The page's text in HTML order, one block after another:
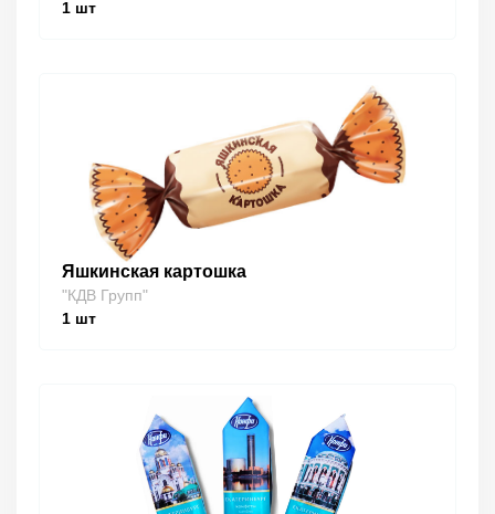
1 шт
Яшкинская картошка
"КДВ Групп"
1 шт